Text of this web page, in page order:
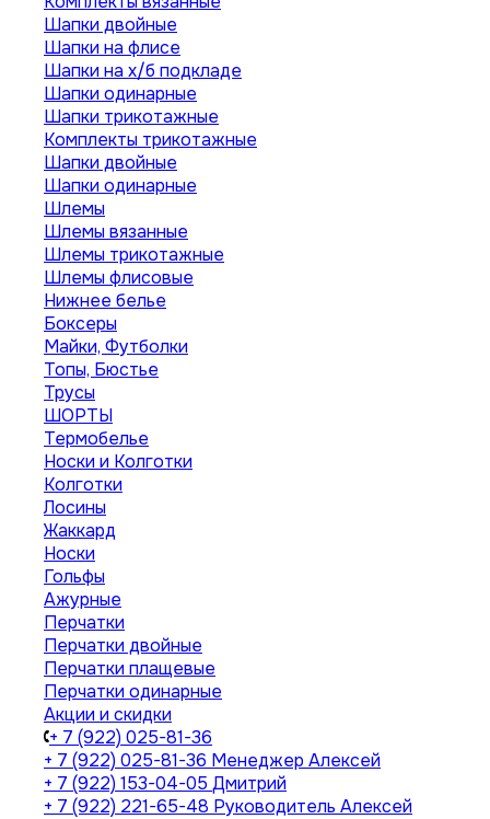
Шапки двойные
Шапки на флисе
Шапки на х/б подкладе
Шапки одинарные
Шапки трикотажные
Комплекты трикотажные
Шапки двойные
Шапки одинарные
Шлемы
Шлемы вязанные
Шлемы трикотажные
Шлемы флисовые
Нижнее белье
Боксеры
Майки, Футболки
Топы, Бюстье
Трусы
ШОРТЫ
Термобелье
Носки и Колготки
Колготки
Лосины
Жаккард
Носки
Гольфы
Ажурные
Перчатки
Перчатки двойные
Перчатки плащевые
Перчатки одинарные
Акции и скидки
+ 7 (922) 025-81-36
+ 7 (922) 025-81-36 Менеджер Алексей
+ 7 (922) 153-04-05 Дмитрий
+ 7 (922) 221-65-48 Руководитель Алексей